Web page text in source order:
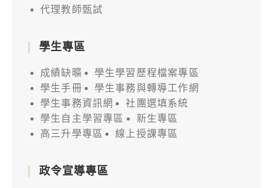
代理教師甄試
學生專區
成績缺曠
學生學習歷程檔案專區
學生手冊
學生事務與轉導工作網
學生事務資訊網
社團選填系統
學生自主學習專區
新生專區
高三升學專區
線上授課專區
政令宣導專區